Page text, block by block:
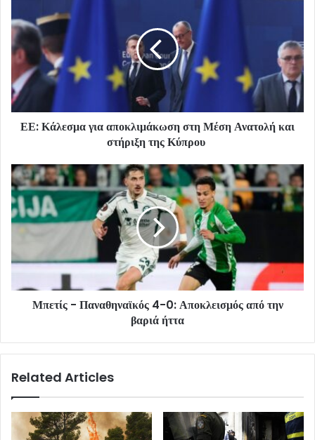
ΕΕ: Κάλεσμα για αποκλιμάκωση στη Μέση Ανατολή και
στήριξη της Κύπρου
Μπετίς - Παναθηναϊκός 4-0: Αποκλεισμός από την
βαριά ήττα
Related Articles